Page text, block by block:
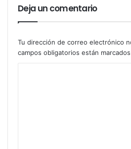
El equipo será liderado por el
Fontán, oriundo deBariloche,
trayectoria incluye experiencia
Deja un comentario
Tu dirección de correo electrónico
campos obligatorios están